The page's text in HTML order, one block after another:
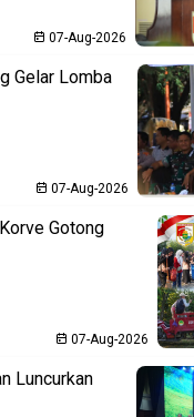
07-Aug-2026
Gelar Lomba
07-Aug-2026
Gotong
07-Aug-2026
Luncurkan